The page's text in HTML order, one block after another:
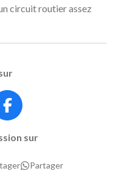
circuit routier assez
F
c
b
sur
Partager